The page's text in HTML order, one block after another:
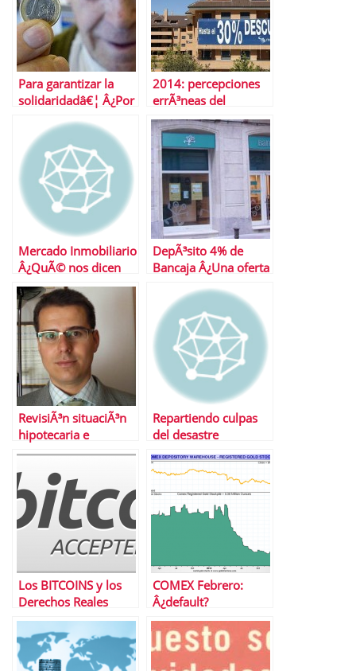
Para garantizar la
solidaridadâ€¦ Â¿Por
pensiones?
2014: percepciones
errÃ³neas del
mercado inmobiliario
Mercado Inmobiliario
Â¿QuÃ© nos dicen
los Ãºltimos datos?
DepÃ³sito 4% de
Bancaja Â¿Una oferta
escapar?
RevisiÃ³n situaciÃ³n
hipotecaria e
inmobiliaria en 2011
y perspectivas para
2012
Repartiendo culpas
del desastre
inmobiliario
Â¿CÃ³mo hemos
llegado hasta aquÃ­ y
quÃ© hacer ahora
con tu piso?
Los BITCOINS y los
Derechos Reales
COMEX Febrero:
Â¿default?